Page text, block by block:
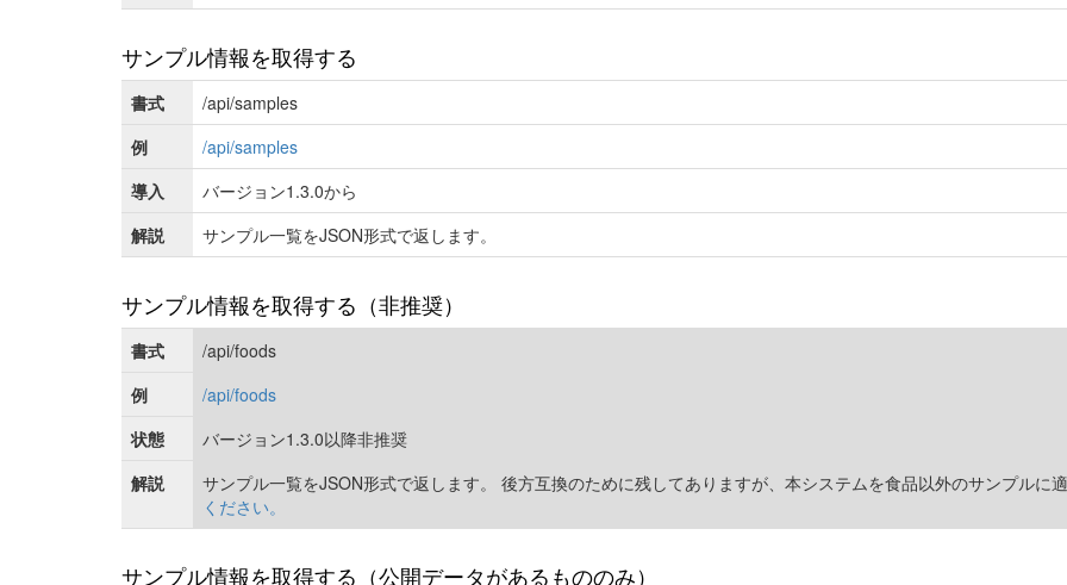
サンプル情報を取得する
書式
/api/samples
例
/api/samples
導入
バージョン1.3.0から
解説
サンプル一覧をJSON形式で返します。
サンプル情報を取得する（非推奨）
書式
/api/foods
例
/api/foods
状態
バージョン1.3.0以降非推奨
解説
サンプル一覧をJSON形式で返します。 後方互換のために残してありますが、本システムを食品以外のサンプルに
ください。
サンプル情報を取得する（公開データがあるもののみ）